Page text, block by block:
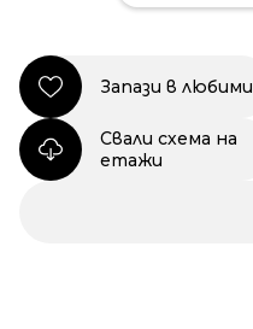
Запази в любими
Свали схема на
етажи